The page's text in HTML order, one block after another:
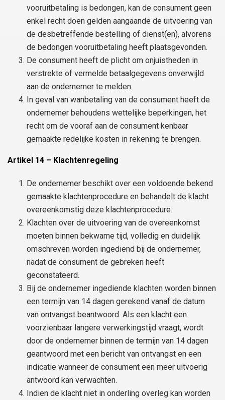
vooruitbetaling is bedongen, kan de consument geen
enkel recht doen gelden aangaande de uitvoering van
de desbetreffende bestelling of dienst(en), alvorens
de bedongen vooruitbetaling heeft plaatsgevonden.
De consument heeft de plicht om onjuistheden in
verstrekte of vermelde betaalgegevens onverwijld
aan de ondernemer te melden.
In geval van wanbetaling van de consument heeft de
ondernemer behoudens wettelijke beperkingen, het
recht om de vooraf aan de consument kenbaar
gemaakte redelijke kosten in rekening te brengen.
Artikel 14 – Klachtenregeling
De ondernemer beschikt over een voldoende bekend
gemaakte klachtenprocedure en behandelt de klacht
overeenkomstig deze klachtenprocedure.
Klachten over de uitvoering van de overeenkomst
moeten binnen bekwame tijd, volledig en duidelijk
omschreven worden ingediend bij de ondernemer,
nadat de consument de gebreken heeft
geconstateerd.
Bij de ondernemer ingediende klachten worden binnen
een termijn van 14 dagen gerekend vanaf de datum
van ontvangst beantwoord. Als een klacht een
voorzienbaar langere verwerkingstijd vraagt, wordt
door de ondernemer binnen de termijn van 14 dagen
geantwoord met een bericht van ontvangst en een
indicatie wanneer de consument een meer uitvoerig
antwoord kan verwachten.
Indien de klacht niet in onderling overleg kan worden